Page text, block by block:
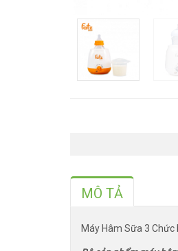
MÔ TẢ
Máy Hâm Sữa 3 Chức